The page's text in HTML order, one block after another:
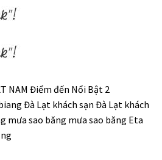
NAM Điểm đến Nổi Bật 2
Đà Lạt khách sạn Đà Lạt khách
mưa sao băng mưa sao băng Eta